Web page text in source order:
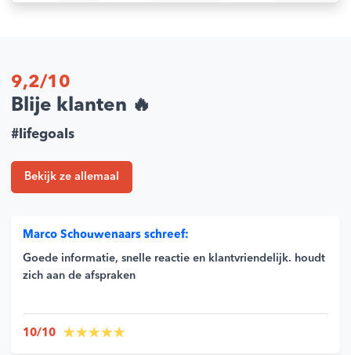
9,2/10
Blije klanten 🔥
#lifegoals
Bekijk ze allemaal
Marco Schouwenaars schreef:
Goede informatie, snelle reactie en klantvriendelijk. houdt
zich aan de afspraken
10/10